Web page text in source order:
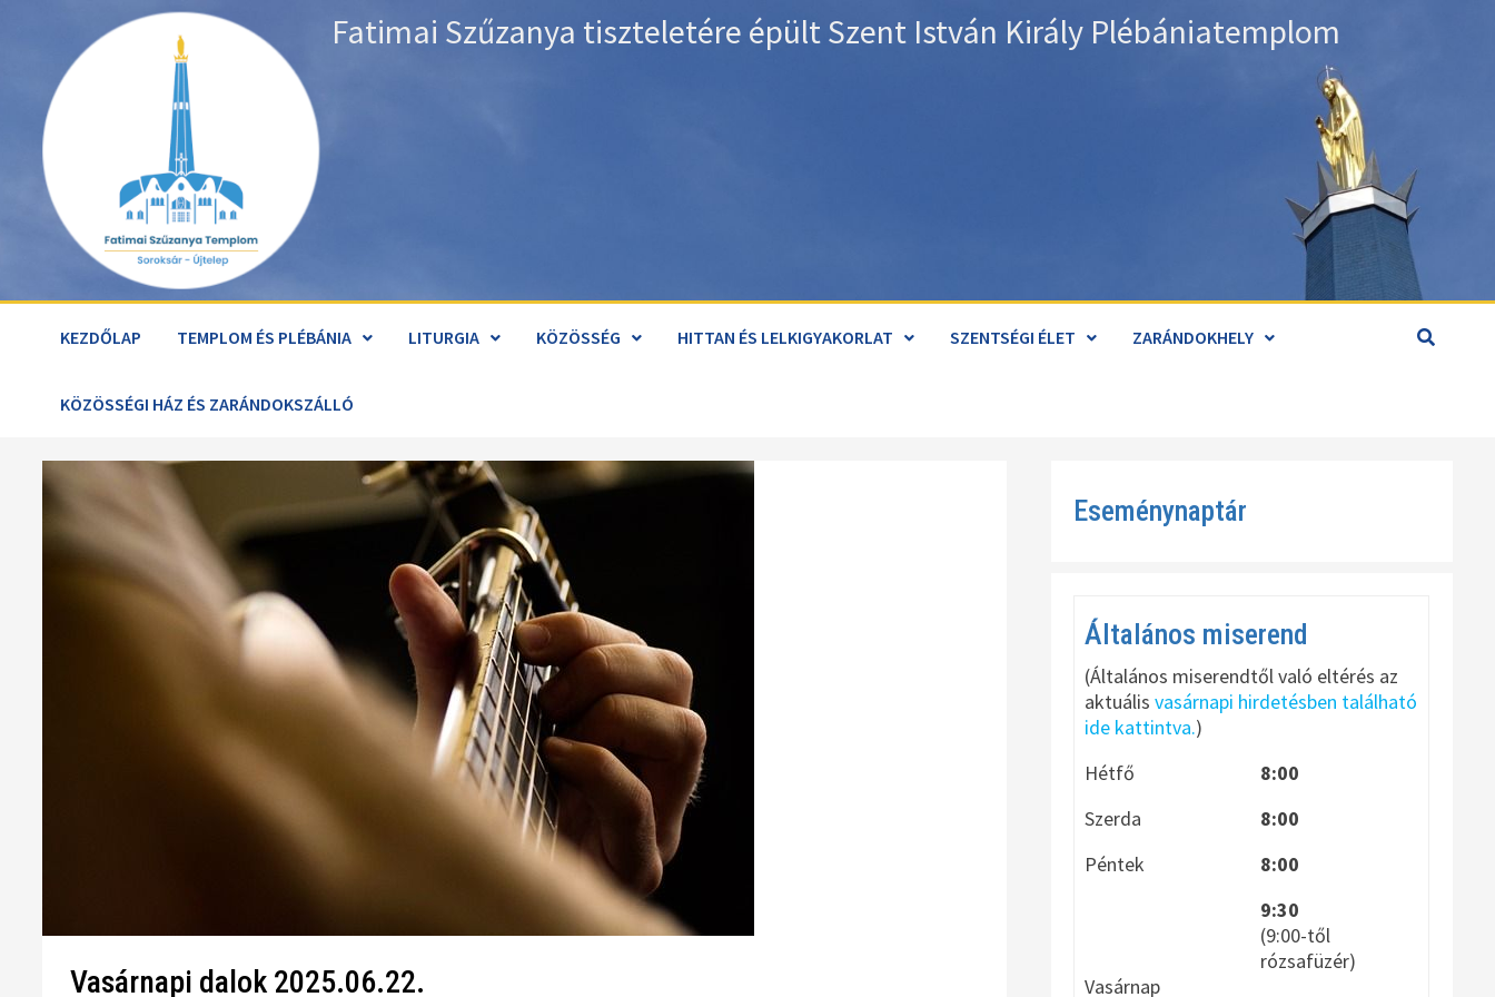
Fatimai Szűzanya tiszteletére épült Szent István Király Plébániatemplom
KEZDŐLAP TEMPLOM ÉS PLÉBÁNIA LITURGIA KÖZÖSSÉG HITTAN ÉS LELKIGYAKORLAT SZENTSÉGI ÉLET ZARÁNDOKHELY
KÖZÖSSÉGI HÁZ ÉS ZARÁNDOKSZÁLLÓ
Vasárnapi dalok 2025.06.22.
Eseménynaptár
Általános miserend
(Általános miserendtől való eltérés az
aktuálisvasárnapi hirdetésben található
ide kattintva.)
Hétfő
8:00
Szerda
8:00
Péntek
8:00
Vasárnap
9:30
(9:00-től
rózsafüzér)